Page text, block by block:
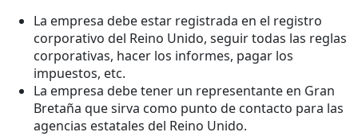
La empresa debe estar registrada en el registro
corporativo del Reino Unido, seguir todas las reglas
corporativas, hacer los informes, pagar los
impuestos, etc.
La empresa debe tener un representante en Gran
Bretaña que sirva como punto de contacto para las
agencias estatales del Reino Unido.